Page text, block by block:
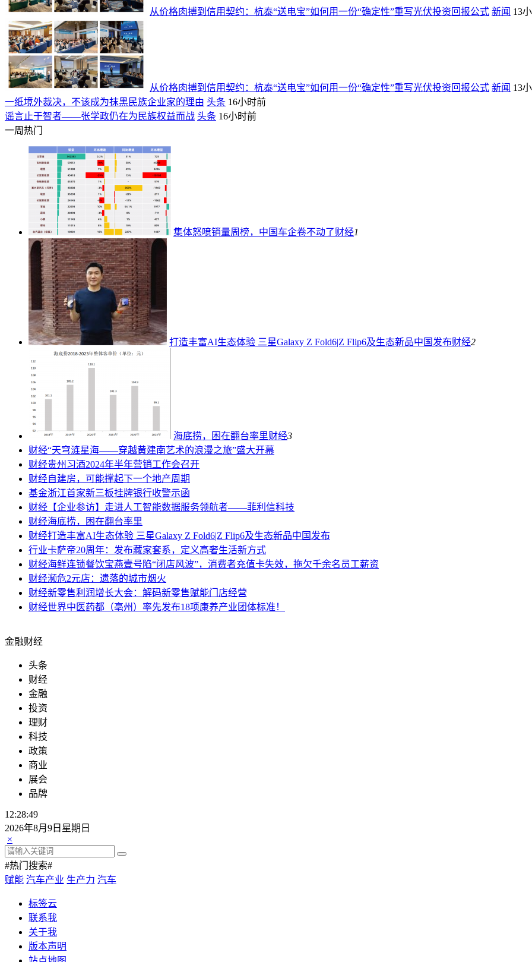
从价格肉搏到信用契约：杭泰“送电宝”如何用一份“确定性”重写光伏投资回报公式 新闻 13
从价格肉搏到信用契约：杭泰“送电宝”如何用一份“确定性”重写光伏投资回报公式 新闻 13
一纸境外裁决，不该成为抹黑民族企业家的理由 头条 16小时前
谣言止于智者——张学政仍在为民族权益而战 头条 16小时前
一周热门
集体怒喷销量周榜，中国车企卷不动了财经1
打造丰富AI生态体验 三星Galaxy Z Fold6|Z Flip6及生态新品中国发布财经2
海底捞，困在翻台率里财经3
财经“天穹涟星海——穿越黄建南艺术的浪漫之旅”盛大开幕
财经贵州习酒2024年半年营销工作会召开
财经自建房，可能撑起下一个地产周期
基金浙江首家新三板挂牌银行收警示函
财经 【企业参访】走进人工智能数据服务领航者——菲利信科技
财经海底捞，困在翻台率里
财经打造丰富AI生态体验 三星Galaxy Z Fold6|Z Flip6及生态新品中国发布
行业卡萨帝20周年：发布藏家套系，定义高奢生活新方式
财经海鲜连锁餐饮宝燕壹号陷“闭店风波”，消费者充值卡失效，拖欠千余名员工薪资
财经濒危2元店：遗落的城市烟火
财经新零售利润增长大会：解码新零售赋能门店经营
财经世界中医药都（亳州）率先发布18项康养产业团体标准！
金融财经
头条
财经
金融
投资
理财
科技
政策
商业
展会
品牌
12:28:50
2026年8月9日星期日
×
#热门搜索#
赋能 汽车产业 生产力 汽车
标签云
联系我
关于我
版本声明